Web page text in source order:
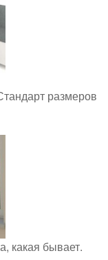
размеров
какая бывает.